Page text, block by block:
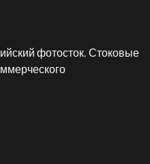
фотосток. Стоковые